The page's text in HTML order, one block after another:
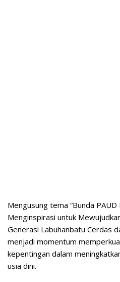
Mengusung tema “Bunda
Menginspirasi untuk
Generasi Labuhanbatu Cerdas
menjadi momentum
kepentingan dalam
usia dini.